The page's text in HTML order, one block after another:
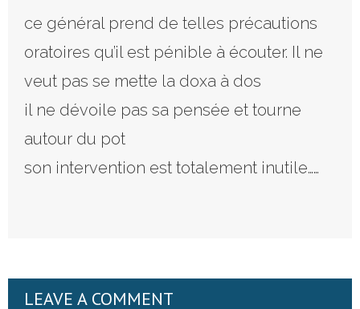
ce général prend de telles précautions
oratoires qu’il est pénible à écouter. Il ne
veut pas se mette la doxa à dos
il ne dévoile pas sa pensée et tourne
autour du pot
son intervention est totalement inutile……
LEAVE A COMMENT